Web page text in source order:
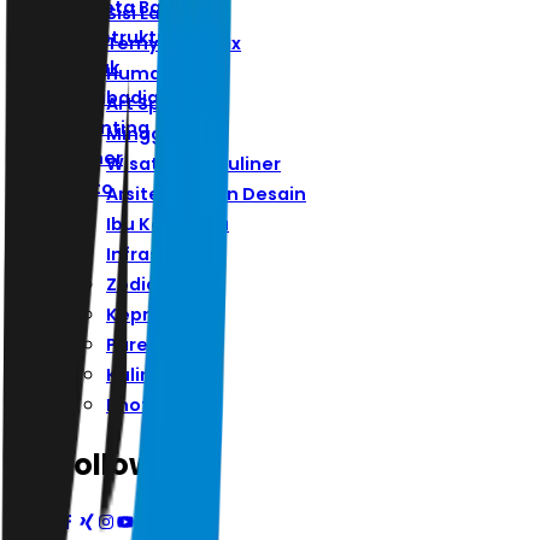
Ibu Kota Baru
Infrastruktur
Zodiak
Kepribadian
Parenting
Kuliner
Photo
Sisi Lain
Ternyata Hoax
Humaniora
Art Space
Minggu
Wisata Dan Kuliner
Arsitektur Dan Desain
Ibu Kota Baru
Infrastruktur
Zodiak
Kepribadian
Parenting
Kuliner
Photo
Follow Us